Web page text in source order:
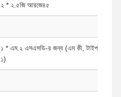
২ * ২.৫জি আরজে৪৫
১ * এম.২ এসএসডি-র জন্য (এম কী, টাইপ: ২২৮০,
১)